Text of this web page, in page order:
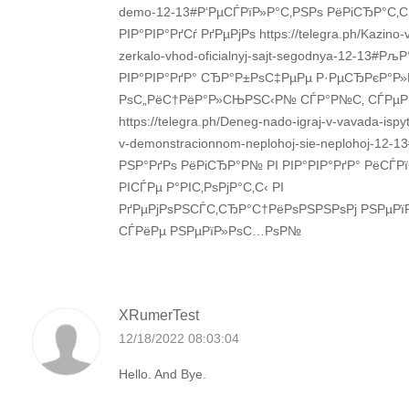
demo-12-13#Р‘РµСЃРїР»Р°С‚РЅРѕ
РІР°РІР°РґСѓ РґРµРјРѕ https://telegra.ph/
zerkalo-vhod-oficialnyj-sajt-segodnya-12-
РІР°РІР°РґР° СЂР°Р±РѕС‡РµРµ
РѕС„РёС†РёР°Р»СЊРЅС‹Р№ СЃР°Р№С‚
https://telegra.ph/Deneg-nado-igraj-v-vavada-
v-demonstracionnom-neplohoj-sie-neplohoj-12-
РЅР°РґРѕ РёРіСЂР°Р№ РІ РІР°РІР°РґР°
РІСЃРµ Р°РІС‚РѕРјР°С‚С‹ РІ
РґРµРјРѕРЅСЃС‚СЂР°С†РёРѕРЅРЅРѕРј
СЃРёРµ РЅРµРїР»РѕС…РѕР№
XRumerTest
12/18/2022 08:03:04
Hello. And Bye.